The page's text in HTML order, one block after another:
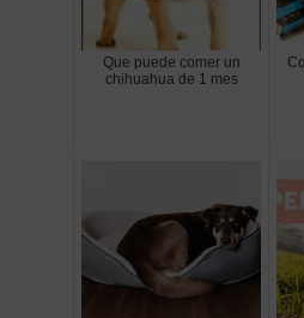
Que puede comer un
chihuahua de 1 mes